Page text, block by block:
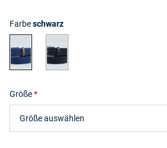
Farbeschwarz
Größe
Größe auswählen